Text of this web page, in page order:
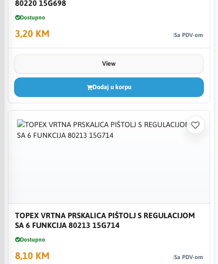
80220 15G698
Dostupno
3,20 KM Sa PDV-om
View
Dodaj u korpu
TOPEX VRTNA PRSKALICA PIŠTOLJ S REGULACIJOM
SA 6 FUNKCIJA 80213 15G714
Dostupno
8,10 KM Sa PDV-om